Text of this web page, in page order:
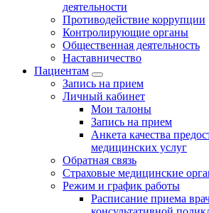
деятельности
Противодействие коррупции
Контролирующие органы
Общественная деятельность
Наставничество
Пациентам
Запись на прием
Личный кабинет
Мои талоны
Запись на прием
Анкета качества
медицинских услуг
Обратная связь
Страховые медицинские
Режим и график работы
Расписание приема